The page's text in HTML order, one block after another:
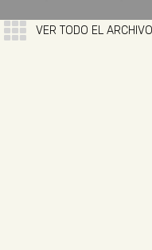
VER TODO EL ARCHIVO